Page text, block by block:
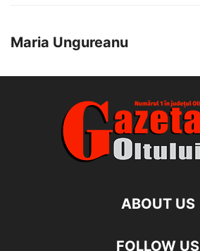
Maria Ungureanu
ABOUT US
FOLLOW US